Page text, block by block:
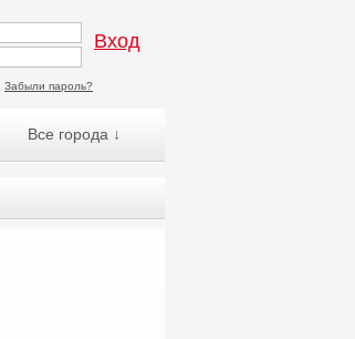
Забыли пароль?
Все города ↓